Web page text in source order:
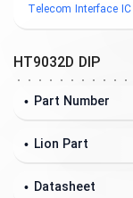
Telecom Interface IC
HT9032D DIP
Part Number
Lion Part
Datasheet